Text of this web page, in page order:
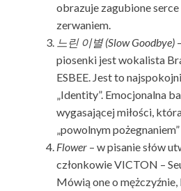
obrazuje zagubione
zerwaniem.
느린 이별 (Slow Goodbye)
piosenki jest wokalista
ESBEE. Jest to
„Identity”. Emocjonalna
wygasającej miłości,
„powolnym
Flower – w pisanie słów
członkowie VICTON –
Mówią one o